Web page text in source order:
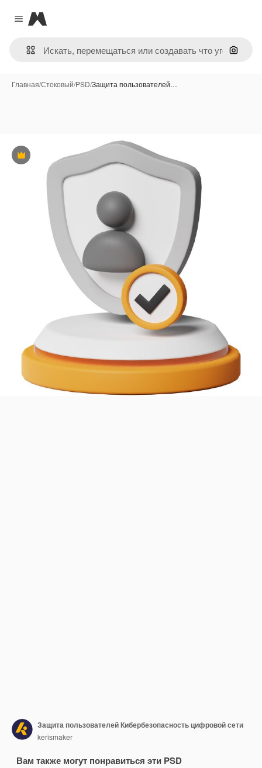
Close menu
Magnific
Поиск
Главная/Стоковый/PSD/Защита пользователей…
Премиум
Защита пользователей Кибербезопасность цифровой сети
kerismaker
Вам также могут понравиться эти PSD